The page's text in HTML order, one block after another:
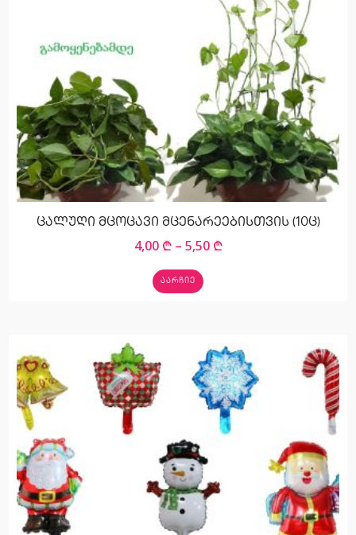
ცალუღი მცოცავი მცენარეებისთვის (10ც)
4,00 ₾ – 5,50 ₾
ᲐᲐᲠᲩᲘᲔ